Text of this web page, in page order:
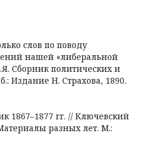
слов по поводу
нашей «либеральной
Сборник политических и
Издание Н. Страхова, 1890.
1867–1877 гг. // Ключевский
разных лет. М.: